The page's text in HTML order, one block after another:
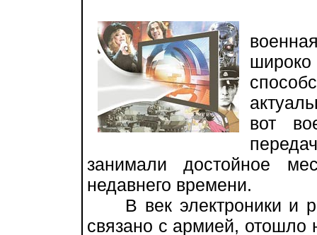
широко
вот
занимали достойное
недавнего времени.
В век электроники и
связано с армией, отошло